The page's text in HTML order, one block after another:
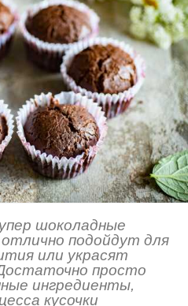
шоколадные
подойдут для
или украсят
просто
ингредиенты,
кусочки